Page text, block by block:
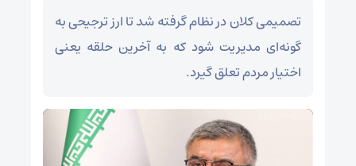
تصمیمی کلان در نظام گرفته شد تا ارز ترجیحی به
گونه‌ای مدیریت شود که به آخرین حلقه یعنی
اختیار مردم تعلق گیرد.